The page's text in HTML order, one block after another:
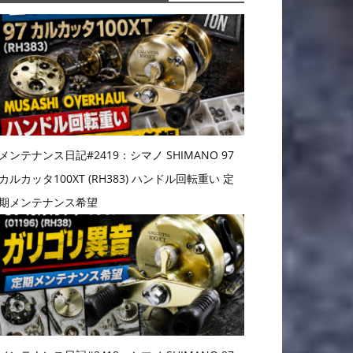
ンテナンス日記#2419：シマノ SHIMANO 97
ルカッタ100XT (RH383) ハンドル回転重い 定
メンテナンス希望